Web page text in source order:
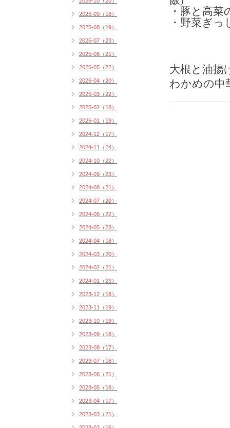
・豚と高
・野菜ぎ
大根と油揚
わかめの中
2025-09（18）
2025-08（19）
2025-07（23）
2025-06（21）
2025-05（22）
2025-04（20）
2025-03（22）
2025-02（18）
2025-01（19）
2024-12（17）
2024-11（24）
2024-10（22）
2024-09（23）
2024-08（21）
2024-07（20）
2024-06（22）
2024-05（23）
2024-04（18）
2024-03（20）
2024-02（21）
2024-01（23）
2023-12（18）
2023-11（19）
2023-10（19）
2023-09（18）
2023-08（17）
2023-07（18）
2023-06（21）
2023-05（18）
2023-04（17）
2023-03（21）